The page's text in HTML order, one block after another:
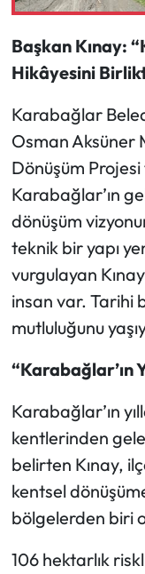
Başkan Kınay:
Hikâyesini
Karabağlar
Osman Aksüner
Dönüşüm Projesi
Karabağlar’ın
dönüşüm
teknik bir yapı
vurgulayan
insan var. Tarihi
mutluluğunu
“Karabağlar’ın
Karabağlar’ın
kentlerinden
belirten Kınay,
kentsel
bölgelerden biri
106 hektarlık